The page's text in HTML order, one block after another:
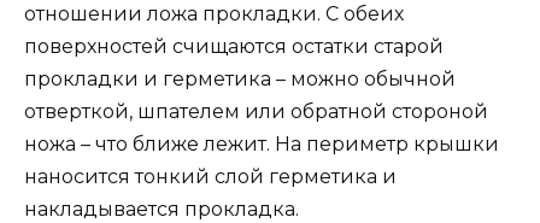
отношении ложа прокладки. С обеих
поверхностей счищаются остатки старой
прокладки и герметика – можно обычной
отверткой, шпателем или обратной стороной
ножа – что ближе лежит. На периметр крышки
наносится тонкий слой герметика и
накладывается прокладка.